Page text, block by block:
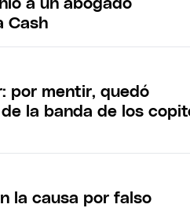
a un abogado
Cash
por mentir, quedó
la banda de los
la causa por falso